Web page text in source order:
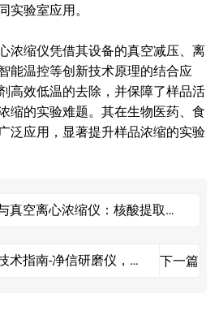
实验室应用。
缩仪凭借其设备的真空减压、离
能温控等创新技术原理的结合应
高效低温的去除，并保障了样品活
缩的实验难题。其在生物医药、食
泛应用，显著提升样品浓缩的实验
真空离心浓缩仪：核酸提取和
术指南-净信研磨仪，能
下一篇